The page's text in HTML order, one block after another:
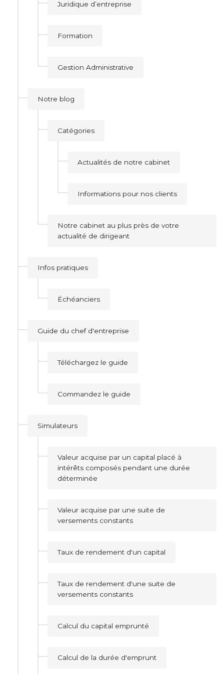
Juridique d’entreprise
Formation
Gestion Administrative
Notre blog
Catégories
Actualités de notre cabinet
Informations pour nos clients
Notre cabinet au plus près de votre
actualité de dirigeant
Infos pratiques
Échéanciers
Guide du chef d'entreprise
Téléchargez le guide
Commandez le guide
Simulateurs
Valeur acquise par un capital placé à
intérêts composés pendant une durée
déterminée
Valeur acquise par une suite de
versements constants
Taux de rendement d'un capital
Taux de rendement d'une suite de
versements constants
Calcul du capital emprunté
Calcul de la durée d'emprunt